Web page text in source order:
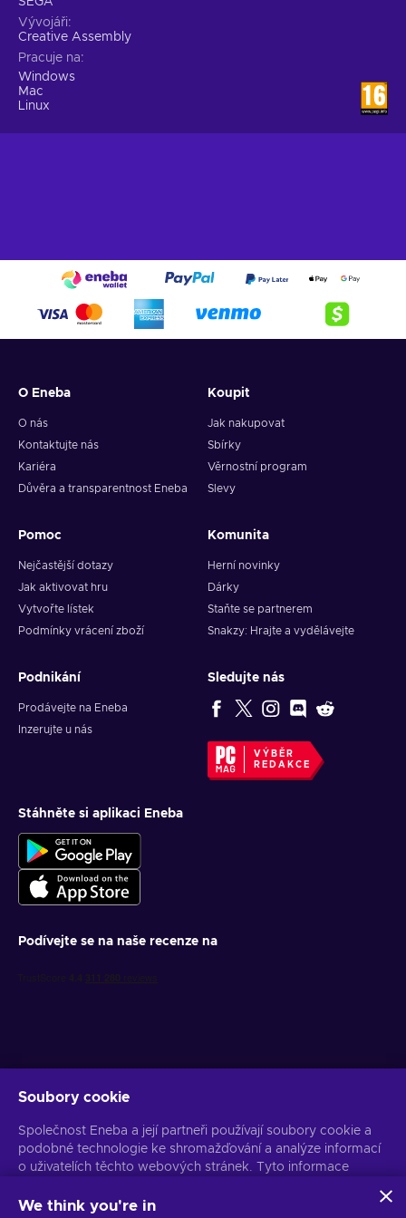
Vývojáři
Creative Assembly
Pracuje na
Windows
Mac
Linux
O Eneba
O nás
Kontaktujte nás
Kariéra
Důvěra a transparentnost Eneba
Koupit
Jak nakupovat
Sbírky
Věrnostní program
Slevy
Pomoc
Nejčastější dotazy
Jak aktivovat hru
Vytvořte lístek
Podmínky vrácení zboží
Komunita
Herní novinky
Dárky
Staňte se partnerem
Snakzy: Hrajte a vydělávejte
Podnikání
Prodávejte na Eneba
Inzerujte u nás
Sledujte nás
VÝBĚR
REDAKCE
Stáhněte si aplikaci Eneba
Podívejte se na naše recenze na
Získejte personalizované nabídky her
Předplatit
Z odběru se můžete kdykoli odhlásit. Více informací naleznete v
Soubory cookie
Společnost Eneba a její partneři používají soubory cookie a
podobné technologie ke shromažďování a analýze informací
o uživatelích těchto webových stránek. Tyto informace
stránkách. Vaše osobní údaje mohou být také použity k
We think you're in